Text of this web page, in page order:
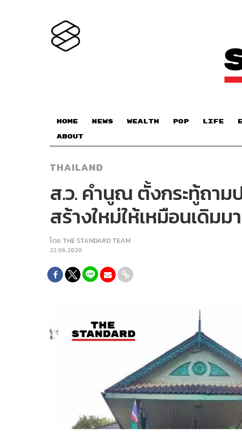
HOME NEWS WEALTH POP LIFE
ABOUT
THAILAND
ส.ว. คำนูณ ตั้งกระทู้ถาม
สร้างใหม่ให้เหมือนเดิม
โดย THE STANDARD TEAM
22.06.2020